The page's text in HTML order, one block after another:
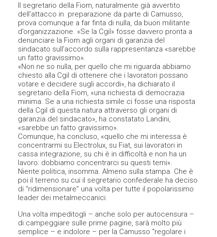
Il segretario della Fiom, naturalmente già avvertito
dell’attacco in preparazione da parte di Camusso,
prova comunque a far finta di nulla, da buon militante
d’organizzazione. «Se la Cgil» fosse davvero pronta a
denunciare la Fiom agli organi di garanzia del
sindacato sull’accordo sulla rappresentanza «sarebbe
un fatto gravissimo».
«Non ne so nulla, per quello che mi riguarda abbiamo
chiesto alla Cgil di ottenere che i lavoratori possano
votare e decidere sugli accordi», ha dichiarato il
segretario della Fiom, «una richiesta di democrazia
minima. Se a una richiesta simile ci fosse una risposta
della Cgil di questa natura attraverso gli organi di
garanzia del sindacato», ha constatato Landini,
«sarebbe un fatto gravissimo».
Comunque, ha concluso, «quello che mi interessa è
concentrarmi su Electrolux, su Fiat, sui lavoratori in
cassa integrazione, su chi è in difficoltà e non ha un
lavoro: dobbiamo concentrarci su questi temi».
Niente politica, insomma. Almeno sulla stampa. Che è
poi il terreno su cui il segretario confederale ha deciso
di “ridimensionare” una volta per tutte il popolarissimo
leader dei metalmeccanici.
Una volta impeditogli – anche solo per autocensura –
di campeggiare sulle prime pagine, sarà molto più
semplice – e indolore – per la Camusso “regolare i